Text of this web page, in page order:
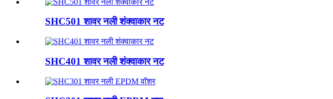
SHC501 शावर नली शंक्वाकार नट
SHC401 शावर नली शंक्वाकार नट